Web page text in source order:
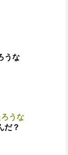
うな
うな
だ？